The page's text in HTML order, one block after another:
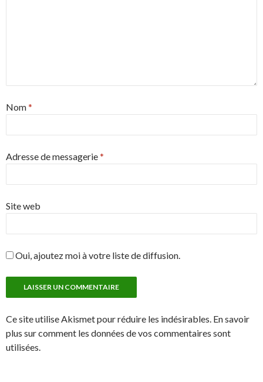
Nom*
Adresse de messagerie*
Site web
Oui, ajoutez moi à votre liste de diffusion.
Ce site utilise Akismet pour réduire les indésirables. En savoir
plus sur comment les données de vos commentaires sont
utilisées.